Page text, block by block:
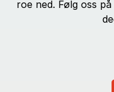
roe ned. Følg oss